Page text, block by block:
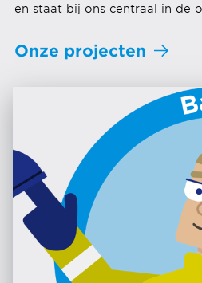
en staat bij ons centraal in de
Onze projecten